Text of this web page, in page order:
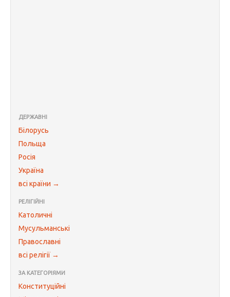
ДЕРЖАВНІ
Білорусь
Польща
Росія
Україна
всі країни →
РЕЛІГІЙНІ
Католичні
Мусульманські
Православні
всі релігії →
ЗА КАТЕГОРІЯМИ
Конституційні